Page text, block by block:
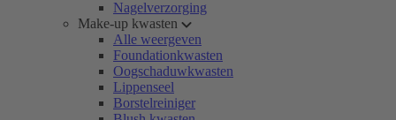
Nagelverzorging
Make-up kwasten
Alle weergeven
Foundationkwasten
Oogschaduwkwasten
Lippenseel
Borstelreiniger